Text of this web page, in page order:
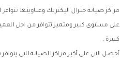
مراكز صيانة جنرال اليكتريك وعناوينها
على مستوى كبير ومتميز تتوافر من اجل
كبيرة .
أحصل الان على أكبر مراكز الصيانة التى